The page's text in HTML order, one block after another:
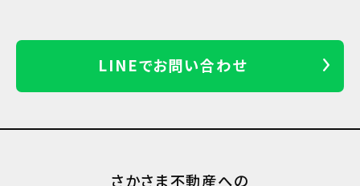
LINEでお問い合わせ
さかさま不動産への